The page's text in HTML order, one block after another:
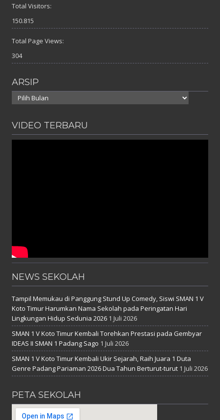
Total Visitors:
150.815
Total Page Views:
304
ARSIP
Arsip
VIDEO TERBARU
NEWS SEKOLAH
Tampil Memukau di Panggung Stund Up Comedy, Siswi SMAN 1 V
Koto Timur Harumkan Nama Sekolah pada Peringatan Hari
Lingkungan Hidup Sedunia 2026 1 Juli 2026
SMAN 1 V Koto Timur Kembali Torehkan Prestasi pada Gembyar
IDEAS II SMAN 1 Padang Sago 1 Juli 2026
SMAN 1 V Koto Timur Kembali Ukir Sejarah, Raih Juara 1 Duta
Genre Padang Pariaman 2026 Dua Tahun Berturut-turut 1 Juli 2026
PETA SEKOLAH